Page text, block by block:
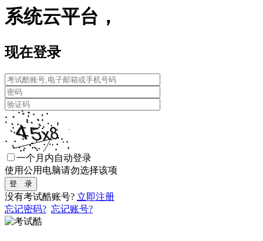
系统云平台，
现在登录
一个月内自动登录
使用公用电脑请勿选择该项
登 录
没有考试酷账号? 立即注册
忘记密码? 忘记账号?